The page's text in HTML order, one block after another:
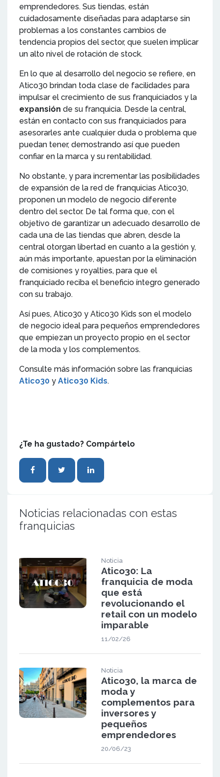
emprendedores. Sus tiendas, están
cuidadosamente diseñadas para adaptarse sin
problemas a los constantes cambios de
tendencia propios del sector, que suelen implicar
un alto nivel de rotación de stock.
En lo que al desarrollo del negocio se refiere, en
Atico30 brindan toda clase de facilidades para
impulsar el crecimiento de sus franquiciados y la
expansión de su franquicia. Desde la central,
están en contacto con sus franquiciados para
asesorarles ante cualquier duda o problema que
puedan tener, demostrando así que pueden
confiar en la marca y su rentabilidad.
No obstante, y para incrementar las posibilidades
de expansión de la red de franquicias Atico30,
proponen un modelo de negocio diferente
dentro del sector. De tal forma que, con el
objetivo de garantizar un adecuado desarrollo de
cada una de las tiendas que abren, desde la
central otorgan libertad en cuanto a la gestión y,
aún más importante, apuestan por la eliminación
de comisiones y royalties, para que el
franquiciado reciba el beneficio íntegro generado
con su trabajo.
Así pues, Atico30 y Atico30 Kids son el modelo
de negocio ideal para pequeños emprendedores
que empiezan un proyecto propio en el sector
de la moda y los complementos.
Consulte más información sobre las franquicias
Atico30 y Atico30 Kids.
¿Te ha gustado? Compártelo
Noticias relacionadas con estas
franquicias
Noticia
Atico30: La
franquicia de moda
que está
revolucionando el
retail con un modelo
imparable
11/02/26
Noticia
Atico30, la marca de
moda y
complementos para
inversores y
pequeños
emprendedores
20/06/23